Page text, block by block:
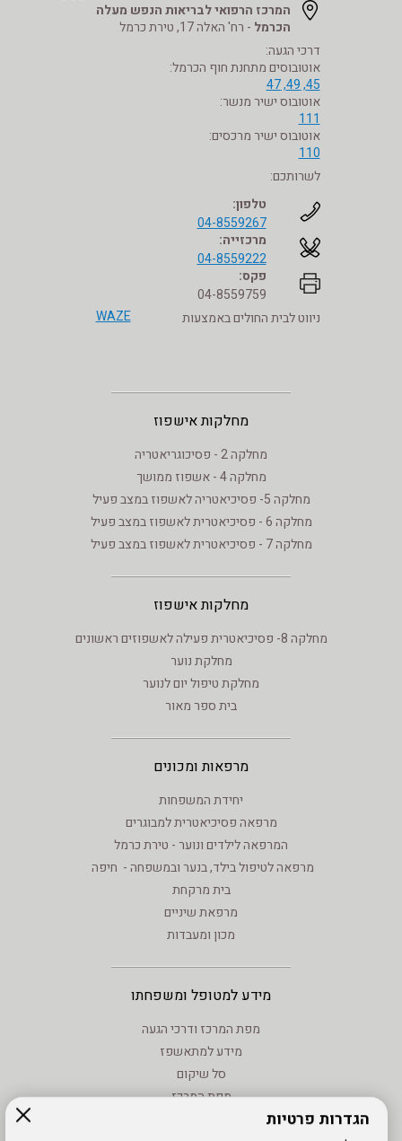
הגדרות פרטיות
המרכז הרפואי לבריאות הנפש מעלה
הכרמל - רח' האלה 17, טירת כרמל
דרכי הגעה:
אוטובוסים מתחנת חוף הכרמל:
45, 49, 47
אוטובוס ישיר מנשר:
111
אוטובוס ישיר מרכסים:
110
לשרותכם:
טלפון:
04-8559267
מרכזייה:
04-8559222
פקס:
04-8559759
ניווט לבית החולים באמצעות
WAZE
מחלקות אישפוז
מחלקה 2 - פסיכוגריאטריה
מחלקה 4 - אשפוז ממושך
מחלקה 5- פסיכיאטריה לאשפוז במצב פעיל
מחלקה 6 - פסיכיאטרית לאשפוז במצב פעיל
מחלקה 7 - פסיכיאטרית לאשפוז במצב פעיל
מחלקות אישפוז
מחלקה 8- פסיכיאטרית פעילה לאשפוזים ראשונים
מחלקת נוער
מחלקת טיפול יום לנוער
בית ספר מאור
מרפאות ומכונים
יחידת המשפחות
מרפאה פסיכיאטרית למבוגרים
המרפאה לילדים ונוער - טירת כרמל
מרפאה לטיפול בילד, בנער ובמשפחה - חיפה
בית מרקחת
מרפאת שיניים
מכון ומעבדות
מידע למטופל ומשפחתו
מפת המרכז ודרכי הגעה
מידע למתאשפז
סל שיקום
מפת המרכז